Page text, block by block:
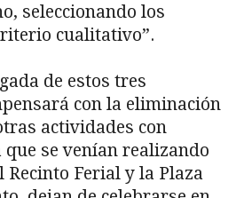
seleccionando los
cualitativo”.
de estos tres
con la eliminación
actividades con
que se venían realizando
Recinto Ferial y la Plaza